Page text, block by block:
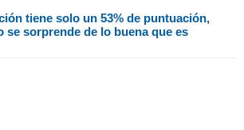
tiene solo un 53% de puntuación,
se sorprende de lo buena que es